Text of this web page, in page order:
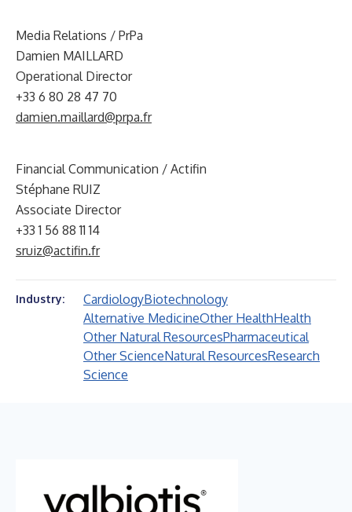
Media Relations / PrPa
Damien MAILLARD
Operational Director
+33 6 80 28 47 70
damien.maillard@prpa.fr
Financial Communication / Actifin
Stéphane RUIZ
Associate Director
+33 1 56 88 11 14
sruiz@actifin.fr
Industry: CardiologyBiotechnology
Alternative MedicineOther HealthHealth
Other Natural ResourcesPharmaceutical
Other ScienceNatural ResourcesResearch
Science